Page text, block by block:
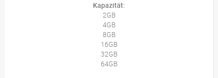
Kapazität:
2GB
4GB
8GB
16GB
32GB
64GB